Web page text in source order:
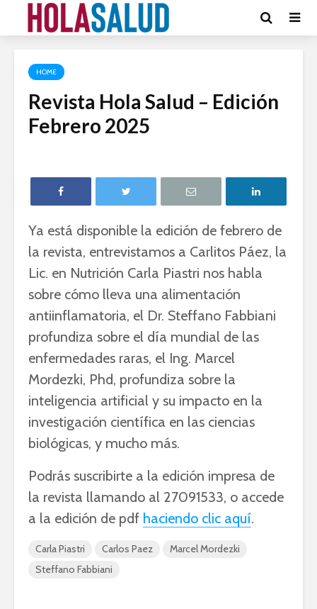
HOME
Revista Hola Salud – Edición
Febrero 2025
Ya está disponible la edición de febrero de
la revista, entrevistamos a Carlitos Páez, la
Lic. en Nutrición Carla Piastri nos habla
sobre cómo lleva una alimentación
antiinflamatoria, el Dr. Steffano Fabbiani
profundiza sobre el día mundial de las
enfermedades raras, el Ing. Marcel
Mordezki, Phd, profundiza sobre la
inteligencia artificial y su impacto en la
investigación científica en las ciencias
biológicas, y mucho más.
Podrás suscribirte a la edición impresa de
la revista llamando al 27091533, o accede
a la edición de pdf haciendo clic aquí.
Carla Piastri Carlos Paez
Marcel Mordezki
Steffano Fabbiani